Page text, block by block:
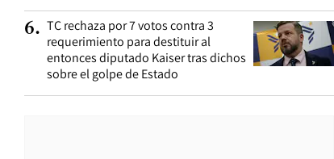
6. TC rechaza por 7 votos contra 3
requerimiento para destituir al
entonces diputado Kaiser tras dichos
sobre el golpe de Estado